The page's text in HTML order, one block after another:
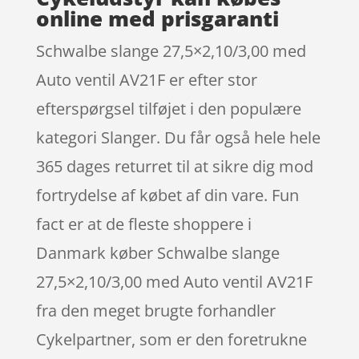
online med prisgaranti
Schwalbe slange 27,5×2,10/3,00 med
Auto ventil AV21F er efter stor
efterspørgsel tilføjet i den populære
kategori Slanger. Du får også hele hele
365 dages returret til at sikre dig mod
fortrydelse af købet af din vare. Fun
fact er at de fleste shoppere i
Danmark køber Schwalbe slange
27,5×2,10/3,00 med Auto ventil AV21F
fra den meget brugte forhandler
Cykelpartner, som er den foretrukne